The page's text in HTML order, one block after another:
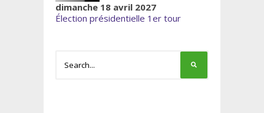
dimanche 18 avril 2027
Élection présidentielle 1er tour